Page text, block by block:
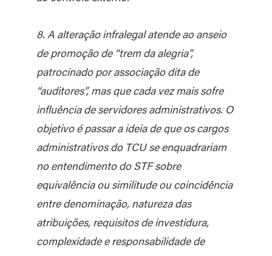
8. A alteração infralegal atende ao anseio
de promoção de “trem da alegria”,
patrocinado por associação dita de
“auditores”, mas que cada vez mais sofre
influência de servidores administrativos. O
objetivo é passar a ideia de que os cargos
administrativos do TCU se enquadrariam
no entendimento do STF sobre
equivalência ou similitude ou coincidência
entre denominação, natureza das
atribuições, requisitos de investidura,
complexidade e responsabilidade de